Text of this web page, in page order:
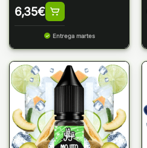
6,35€
Entrega martes